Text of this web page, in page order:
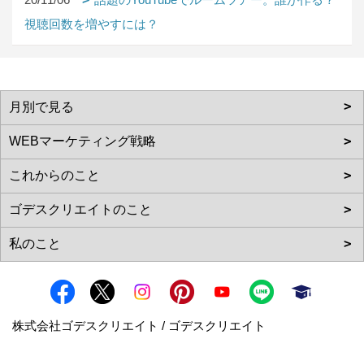
視聴回数を増やすには？
株式会社ゴデスクリエイト / ゴデスクリエイト